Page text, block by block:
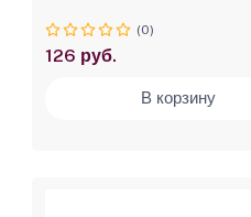
(0)
126 руб.
В корзину